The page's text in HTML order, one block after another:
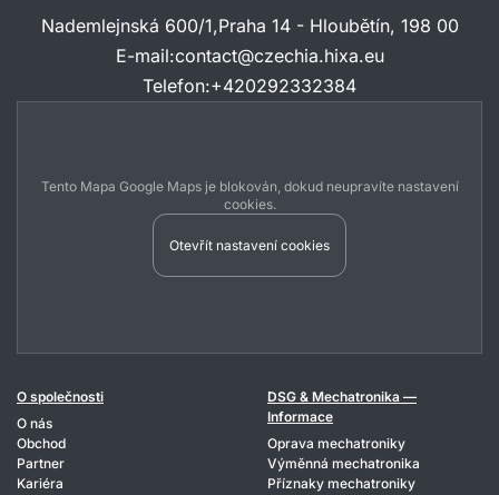
Nademlejnská 600/1,Praha 14 - Hloubětín, 198 00
E-mail:contact@czechia.hixa.eu
Telefon:+420292332384
Tento Mapa Google Maps je blokován, dokud neupravíte nastavení
cookies.
Otevřít nastavení cookies
O společnosti
O nás
Obchod
Partner
Kariéra
DSG & Mechatronika —
Informace
Oprava mechatroniky
Výměnná mechatronika
Příznaky mechatroniky